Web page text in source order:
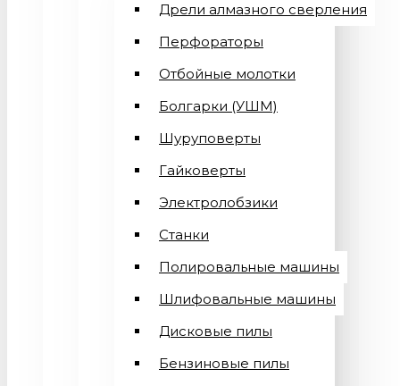
Дрели алмазного сверления
Перфораторы
Отбойные молотки
Болгарки (УШМ)
Шуруповерты
Гайковерты
Электролобзики
Станки
Полировальные машины
Шлифовальные машины
Дисковые пилы
Бензиновые пилы